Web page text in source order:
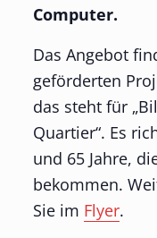
Computer.
Das Angebot
geförderten
das steht für
Quartier“. Es
und 65 Jahre,
bekommen.
Sie im Flyer.